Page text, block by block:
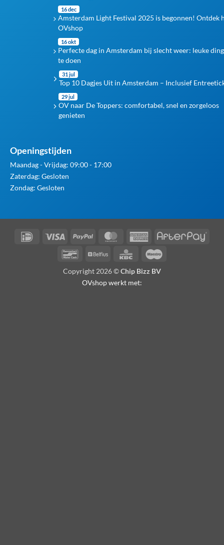
16 dec
Amsterdam Light Festival 2025 is begonnen! Ontdek
OVshop
16 okt
Perfecte dag in Amsterdam bij slecht weer: leuke
te doen
31 jul
Top 10 Dagjes Uit in Amsterdam – Inclusief
29 jul
OV naar De Toppers: comfortabel, snel en zorgeloos
genieten
Openingstijden
Maandag - Vrijdag: 09:00 - 17:00
Zaterdag: Gesloten
Zondag: Gesloten
IDeal Visa PayPal MasterCardAmerican
BancontactBelfius KBC
Copyright 2026 ©Chip Bizz BV
OVshop werkt met: